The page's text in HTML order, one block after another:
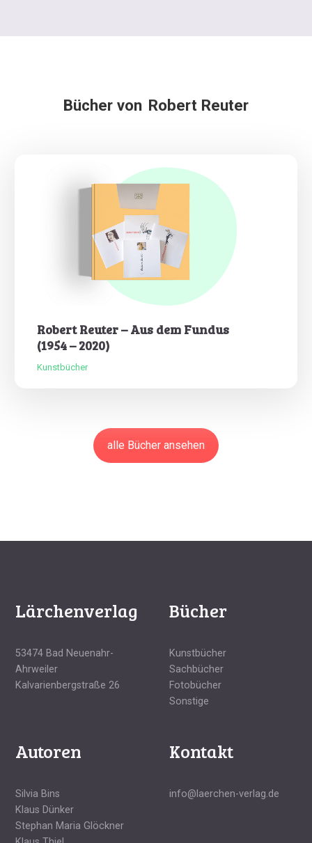
Bücher von Robert Reuter
Robert Reuter – Aus dem Fundus
(1954 – 2020)
Kunstbücher
alle Bücher ansehen
Lärchenverlag
53474 Bad Neuenahr-
Ahrweiler
Kalvarienbergstraße 26
Bücher
Kunstbücher
Sachbücher
Fotobücher
Sonstige
Autoren
Silvia Bins
Klaus Dünker
Stephan Maria Glöckner
Kontakt
info@laerchen-verlag.de